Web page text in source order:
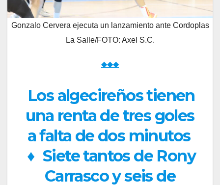
Gonzalo Cervera ejecuta un lanzamiento ante Cordoplas
La Salle/FOTO: Axel S.C.
◆◆◆
Los algecireños tienen
una renta de tres goles
a falta de dos minutos
♦ Siete tantos de Rony
Carrasco y seis de